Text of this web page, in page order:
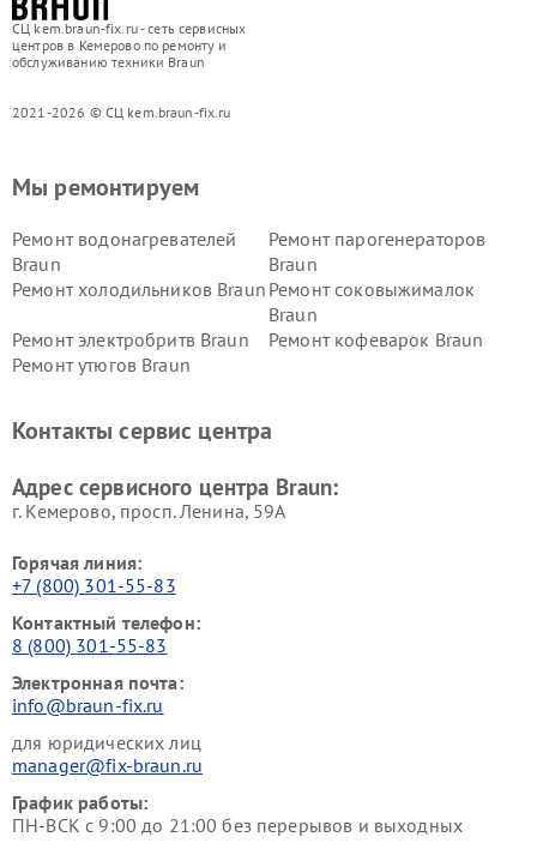
СЦ kem.braun-fix.ru - сеть сервисных
центров в Кемерово по ремонту и
обслуживанию техники Braun
2021-2026 © СЦ kem.braun-fix.ru
Мы ремонтируем
Ремонт водонагревателей
Braun
Ремонт парогенераторов
Braun
Ремонт холодильников Braun Ремонт соковыжималок
Braun
Ремонт электробритв Braun
Ремонт кофеварок Braun
Ремонт утюгов Braun
Контакты сервис центра
Адрес сервисного центра Braun:
г. Кемерово, просп. Ленина, 59А
Горячая линия:
+7 (800) 301-55-83
Контактный телефон:
8 (800) 301-55-83
Электронная почта:
info@braun-fix.ru
для юридических лиц
manager@fix-braun.ru
График работы:
ПН-ВСК с 9:00 до 21:00 без перерывов и выходных